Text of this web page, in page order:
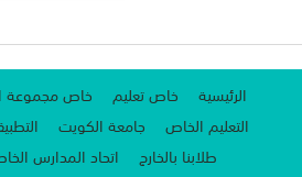
الرئيسية خاص تعليم خاص مجموعة
التعليم الخاص
جامعة الكويت
طلابنا بالخارج
اتحاد المدارس